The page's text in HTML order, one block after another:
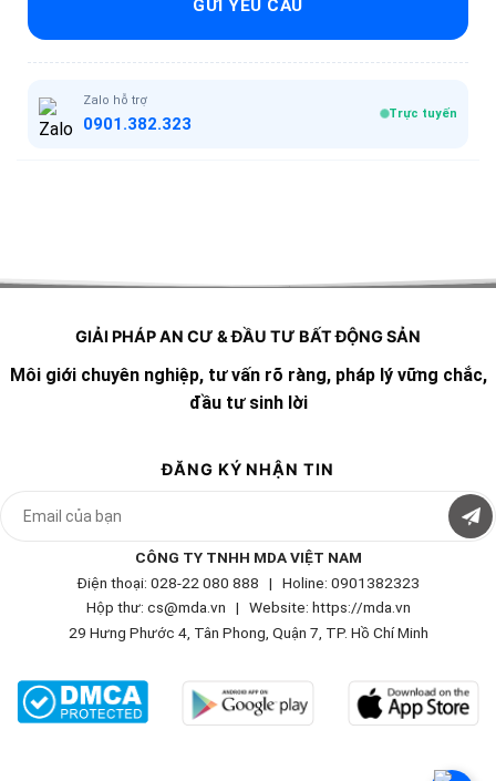
GỬI YÊU CẦU
Zalo hỗ trợ
0901.382.323 Trực tuyến
GIẢI PHÁP AN CƯ & ĐẦU TƯ BẤT ĐỘNG SẢN
Môi giới chuyên nghiệp, tư vấn rõ ràng, pháp lý vững chắc,
đầu tư sinh lời
ĐĂNG KÝ NHẬN TIN
CÔNG TY TNHH MDA VIỆT NAM
Điện thoại: 028-22 080 888 | Holine: 0901382323
Hộp thư: cs@mda.vn | Website: https://mda.vn
29 Hưng Phước 4, Tân Phong, Quận 7, TP. Hồ Chí Minh